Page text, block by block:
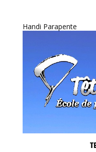
Handi Parapente